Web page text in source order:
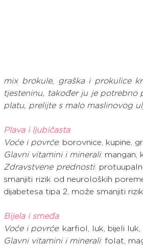
mix brokule, graška i prokulice
tjesteninu, također ju je potrebno
platu, prelijte s malo maslinovog
Plava i ljubičasta
Voće i povrće: borovnice, kupine,
Glavni vitamini i minerali: mangan,
Zdravstvene prednosti:
smanjiti rizik od neuroloških
dijabetesa tipa 2, može smanjiti
Bijela i smeđa
Voće i povrće: karfiol, luk, bijeli
Glavni vitamini i minerali: folat,